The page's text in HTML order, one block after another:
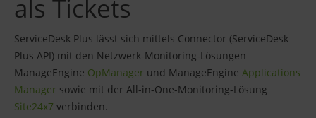
als Tickets
ServiceDesk Plus lässt sich mittels Connector (ServiceDesk
Plus API) mit den Netzwerk-Monitoring-Lösungen
ManageEngine OpManager und ManageEngine Applications
Manager sowie mit der All-in-One-Monitoring-Lösung
Site24x7 verbinden.